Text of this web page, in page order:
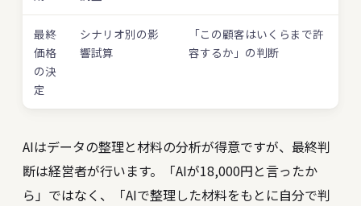
最終
価格
の決
定
シナリオ別の影
響試算
「この顧客はいくらまで許
容するか」の判断
AIはデータの整理と材料の分析が得意ですが、最終判
断は経営者が行います。「AIが18,000円と言ったか
ら」ではなく、「AIで整理した材料をもとに自分で判